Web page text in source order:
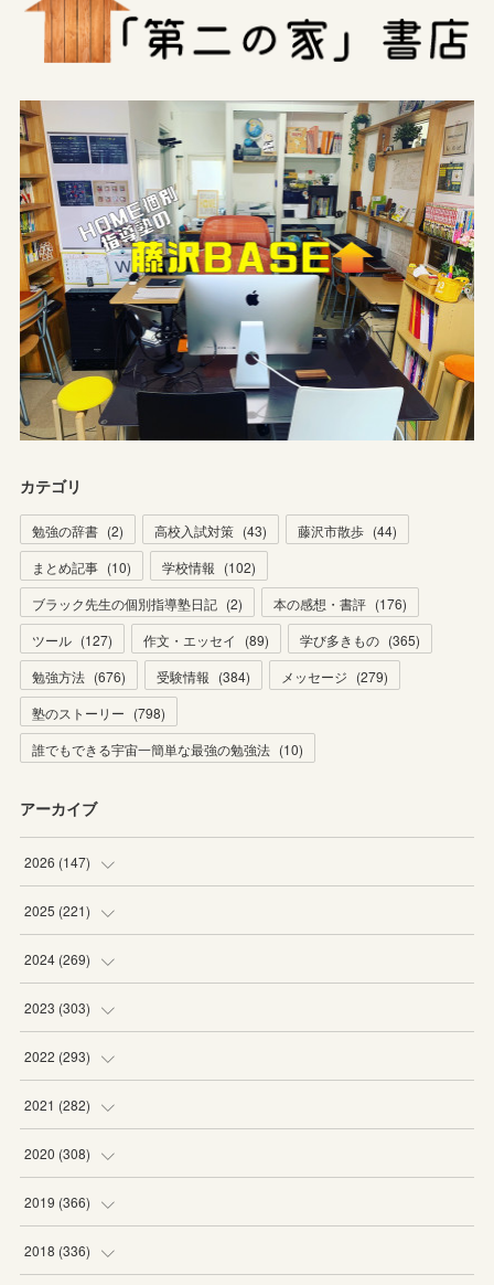
カテゴリ
勉強の辞書 (2) 高校入試対策 (43) 藤沢市散歩 (44)
まとめ記事 (10) 学校情報 (102)
ブラック先生の個別指導塾日記 (2) 本の感想・書評 (176)
ツール (127) 作文・エッセイ (89) 学び多きもの (365)
勉強方法 (676) 受験情報 (384) メッセージ (279)
塾のストーリー (798)
誰でもできる宇宙一簡単な最強の勉強法 (10)
アーカイブ
2026 (147)
(5)
(22
(20
(19
2025 (221)
(19
(20
(19
(20
2024 (269)
(16
(16
(21
(20
2023 (303)
(27
(25
(29
(25
2022 (293)
(18
(27
(26
(25
2021 (282)
(19
(23
(27
2020 (308)
(22
(25
2019 (366)
(28
2018 (336)